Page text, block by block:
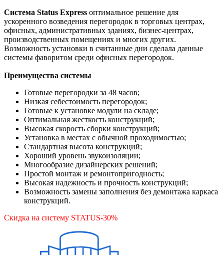
Система Status Express оптимальное решение для
ускоренного возведения перегородок в торговых центрах,
офисных, административных зданиях, бизнес-центрах,
производственных помещениях и многих других.
Возможность установки в считанные дни сделала данные
системы фаворитом среди офисных перегородок.
Преимущества системы
Готовые перегородки за 48 часов;
Низкая себестоимость перегородок;
Готовые к установке модули на складе;
Оптимальная жесткость конструкций;
Высокая скорость сборки конструкций;
Установка в местах с обычной проходимостью;
Стандартная высота конструкций;
Хороший уровень звукоизоляции;
Многообразие дизайнерских решений;
Простой монтаж и ремонтопригодность;
Высокая надежность и прочность конструкций;
Возможность замены заполнения без демонтажа каркаса
конструкций.
Скидка на систему STATUS-30%